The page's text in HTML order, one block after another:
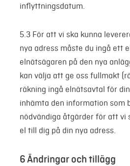
inflyttningsdatum.
5.3 För att vi ska kunna
nya adress måste du ingå ett
elnätsägaren på den nya
kan välja att ge oss fullmakt
räkning ingå elnätsavtal för
inhämta den information som
nödvändiga åtgärder för att vi
el till dig på din nya adress.
6 Ändringar och tillägg